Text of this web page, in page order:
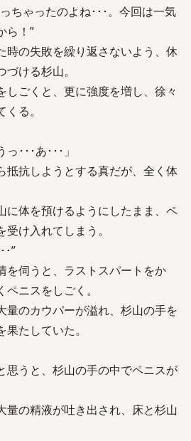
ちゃったのよね･･･。今回は一気
ら！”
時の失敗を繰り返さないよう、休
ける杉山。
しごくと、更に強度を増し、徐々
る。
っ･･･あ･･･」
抵抗しようとする真だが、全く体
に体を預けるようにしたまま、ペ
け入れてしまう。
･”
を伺うと、ラストスパートをか
ニスをしごく。
量のカウパーが溢れ、杉山の手を
たしていた。
思うと、杉山の手の中でペニスが
量の精液が吐き出され、床と杉山